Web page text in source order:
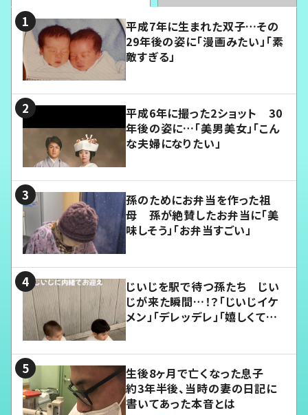
平成7年に生まれた双子…その
29年後の姿に「漫画みたい」「素
敵すぎる」
平成6年に撮った2ショット 30
年後の姿に…「美男美女」「こん
な夫婦になりたい」
孫のためにお弁当を作った祖
母 孫が絶賛したお弁当に「美
味しそう」「お弁当すごい」
じいじを駅で待つ孫たち じい
じが来た瞬間…！？「じいじイケ
メン」「デレッデレ」「嬉しくて可
生後8ヶ月で亡くなった息子
約3年半後、当時の妻の日記に
書いてあった本音とは